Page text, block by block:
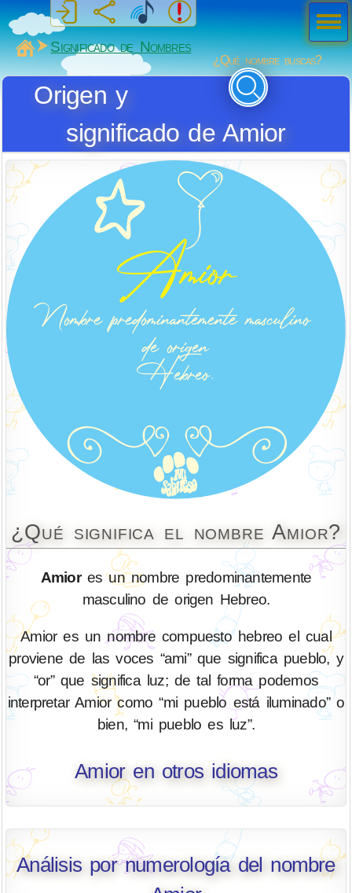
MiSabueso
Significado de Nombres
¿Qué nombre buscas?
Origen y
significado de Amior
¿Qué significa el nombre Amior?
Amiores un nombre predominantemente
masculino de origen Hebreo.
Amior es un nombre compuesto hebreo el cual
proviene de las voces “ami” que significa pueblo, y
“or” que significa luz; de tal forma podemos
interpretar Amior como “mi pueblo está iluminado” o
bien, “mi pueblo es luz”.
Amior en otros idiomas
Análisis por numerología del nombre
Men
ú